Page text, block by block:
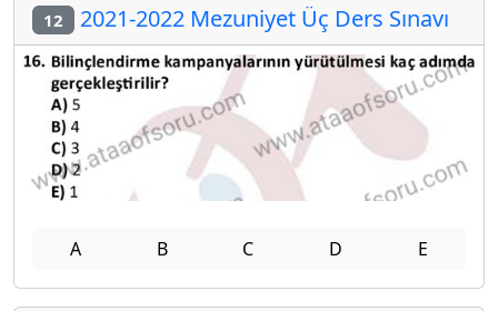
12 2021-2022 Mezuniyet Üç Ders Sınavı
A B C D E